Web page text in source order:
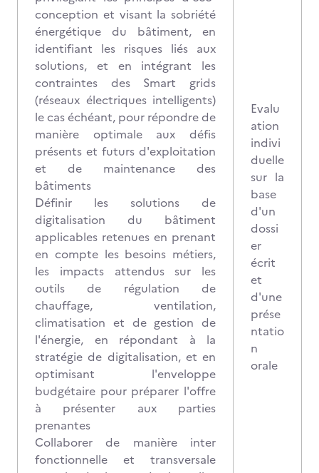
conception et visant la sobriété
énergétique du bâtiment, en
identifiant les risques liés aux
solutions, et en intégrant les
contraintes des Smart grids
(réseaux électriques intelligents)
le cas échéant, pour répondre de
manière optimale aux défis
présents et futurs d'exploitation
et de maintenance des
bâtiments
Définir les solutions de
digitalisation du bâtiment
applicables retenues en prenant
en compte les besoins métiers,
les impacts attendus sur les
outils de régulation de
chauffage, ventilation,
climatisation et de gestion de
l'énergie, en répondant à la
stratégie de digitalisation, et en
optimisant l'enveloppe
budgétaire pour préparer l'offre
à présenter aux parties
prenantes
Collaborer de manière inter
fonctionnelle et transversale
Evalu
ation
indivi
duelle
sur la
base
d'un
dossi
er
écrit
et
d'une
prése
ntatio
n
orale